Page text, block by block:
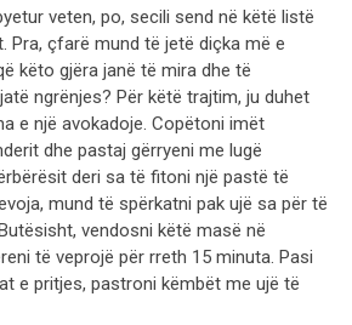
veten, po, secili send në këtë listë
Pra, çfarë mund të jetë diçka më e
këto gjëra janë të mira dhe të
ngrënjes? Për këtë trajtim, ju duhet
e një avokadoje. Copëtoni imët
dhe pastaj gërryeni me lugë
deri sa të fitoni një pastë të
mund të spërkatni pak ujë sa për të
vendosni këtë masë në
të veprojë për rreth 15 minuta. Pasi
e pritjes, pastroni këmbët me ujë të